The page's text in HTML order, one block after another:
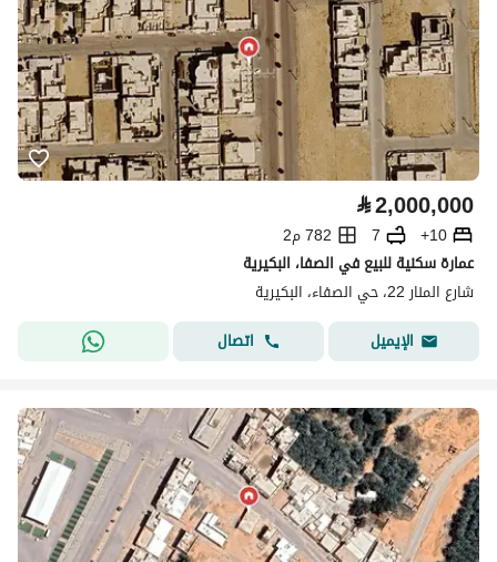
⃁2,000,000
10+
7
782 م2
عمارة سكنية للبيع في الصفا، البكيرية
شارع المنار 22، حي الصفاء، البكيرية
الإيميل
اتصال